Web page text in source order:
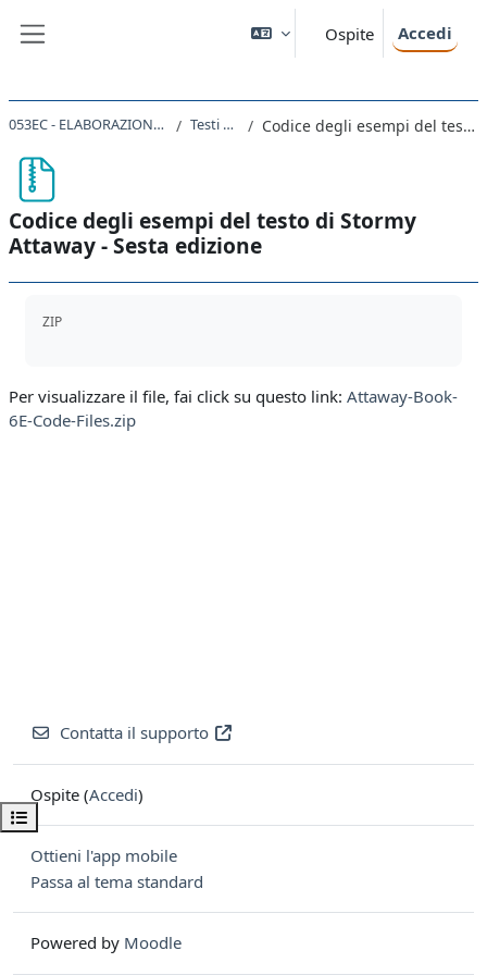
Ospite Accedi
Apri indice del corso
053EC - ELABORAZIONE AUTOMATICA DEI DATI 2024 Testi di riferimento Codice degli esempi del testo di Stormy Attaway - Sesta edizione
Codice degli esempi del testo di Stormy
Attaway - Sesta edizione
ZIP
Per visualizzare il file, fai click su questo link: Attaway-Book-
6E-Code-Files.zip
Contatta il supporto
Ospite (Accedi)
Ottieni l'app mobile
Passa al tema standard
Powered by Moodle